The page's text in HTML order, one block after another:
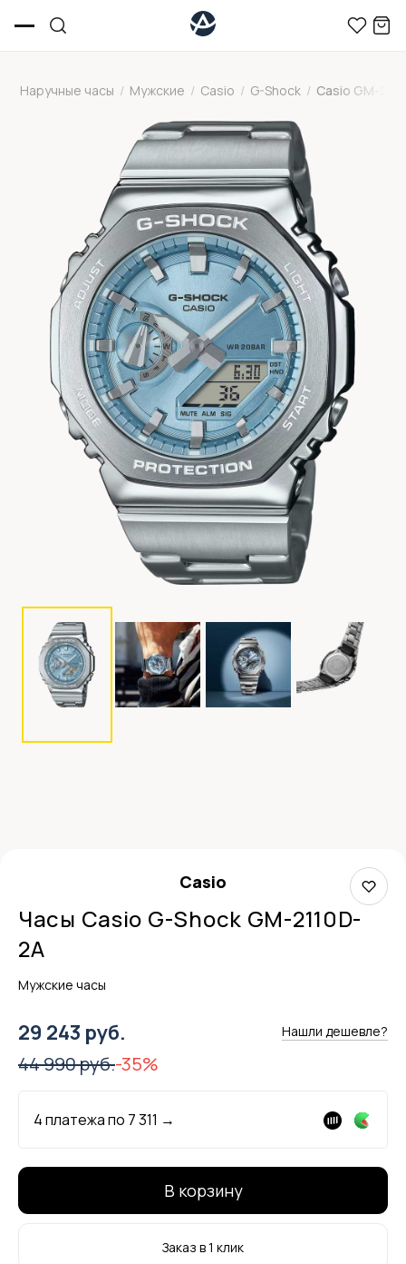
Наручные часы / Мужские / Casio / G-Shock / Casio GM-
Casio
Часы Casio G-Shock GM-2110D-
2A
Мужские часы
29 243 руб. Нашли дешевле?
44 990 руб.-35%
4 платежа по 7 311 →
В корзину
Заказ в 1 клик